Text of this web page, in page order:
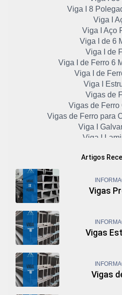
Viga I 8
Viga I
Viga I Aço
Viga I de 6
Viga I de
Viga I de Ferro 6
Viga I de
Viga I
Vigas de
Vigas de Ferro
Vigas de Ferro para
Viga I
Viga I
Viga I Padrão
Viga I Preço
Viga I
Viga
Viga U
Viga U
Vigas
Artigos
Vigas
Vigas
Vigas